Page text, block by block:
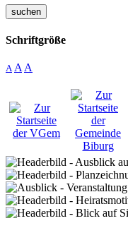
suchen
Schriftgröße
A A A